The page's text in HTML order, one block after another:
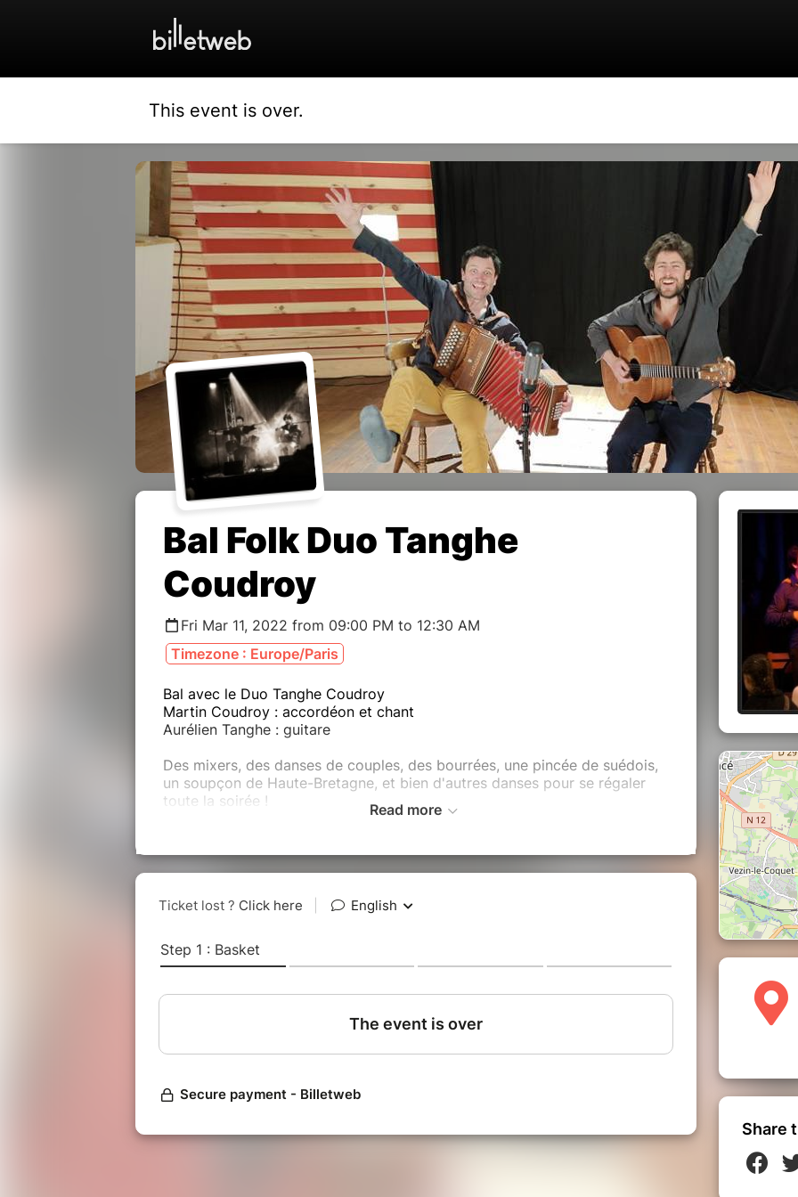
This event is over.
Bal Folk Duo Tanghe
Coudroy
Fri Mar 11, 2022 from 09:00 PM to 12:30 AM
Timezone : Europe/Paris
Bal avec le Duo Tanghe Coudroy
Martin Coudroy : accordéon et chant
Aurélien Tanghe : guitare
Des mixers, des danses de couples, des bourrées, une pincée de suédois,
un soupçon de Haute-Bretagne, et bien d'autres danses pour se régaler
toute la soirée !
Réservez vite !
Read more
Share